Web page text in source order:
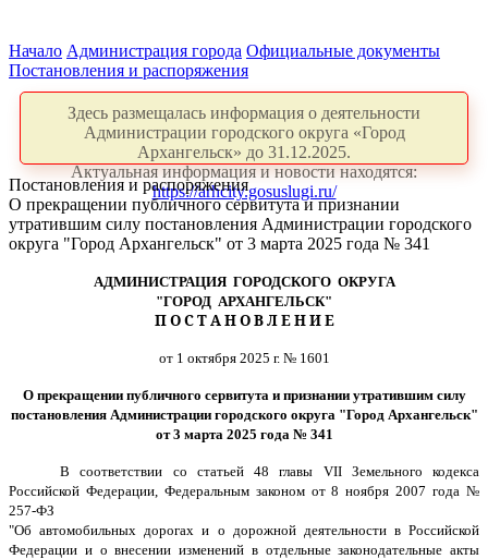
Начало Администрация города Официальные документы
Постановления и распоряжения
Здесь размещалась информация о деятельности
Администрации городского округа «Город
Архангельск» до 31.12.2025.
Актуальная информация и новости находятся:
https://arhcity.gosuslugi.ru/
Постановления и распоряжения
О прекращении публичного сервитута и признании
утратившим силу постановления Администрации городского
округа "Город Архангельск" от 3 марта 2025 года № 341
АДМИНИСТРАЦИЯ ГОРОДСКОГО ОКРУГА
"ГОРОД АРХАНГЕЛЬСК"
П О С Т А Н О В Л Е Н И Е
от 1 октября 2025 г. № 1601
О прекращении публичного сервитута и признании утратившим силу
постановления Администрации городского округа "Город Архангельск"
от 3 марта 2025 года № 341
В соответствии со статьей 48 главы VII Земельного кодекса
Российской Федерации, Федеральным законом от 8 ноября 2007 года №
257-ФЗ
"Об автомобильных дорогах и о дорожной деятельности в Российской
Федерации и о внесении изменений в отдельные законодательные акты